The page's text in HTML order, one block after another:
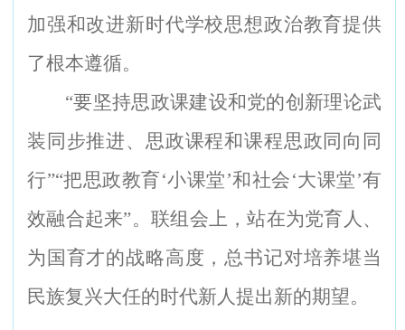
加强和改进新时代学校思想政治教育提供
了根本遵循。
“要坚持思政课建设和党的创新理论武
装同步推进、思政课程和课程思政同向同
行”“把思政教育‘小课堂’和社会‘大课堂’有
效融合起来”。联组会上，站在为党育人、
为国育才的战略高度，总书记对培养堪当
民族复兴大任的时代新人提出新的期望。